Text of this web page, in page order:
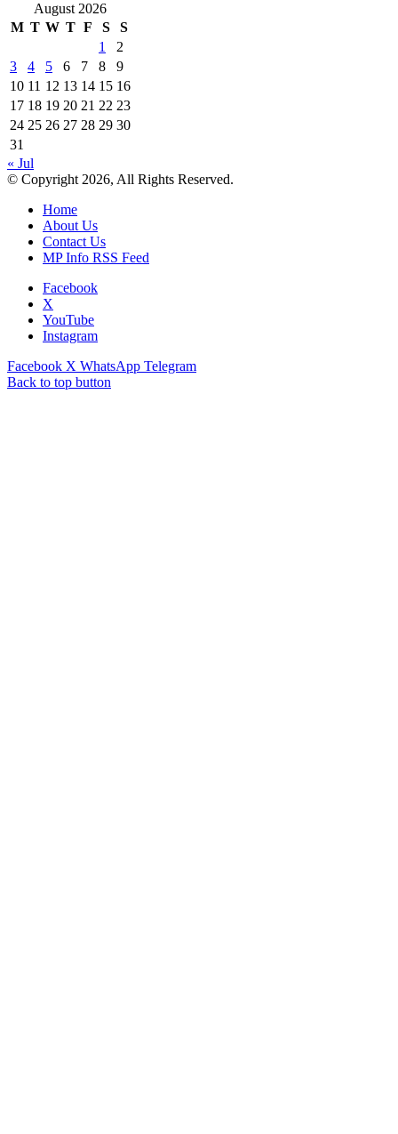
August 2026
M T W T F S
S
1
2
3
4 5 6 7 8
9
10 11 12 13 14 15 16
17 18 19 20 21 22 23
24 25 26 27 28 29 30
31
« Jul
© Copyright 2026, All Rights Reserved.
Home
About Us
Contact Us
MP Info RSS Feed
Facebook
X
YouTube
Instagram
Facebook X WhatsApp Telegram
Back to top button